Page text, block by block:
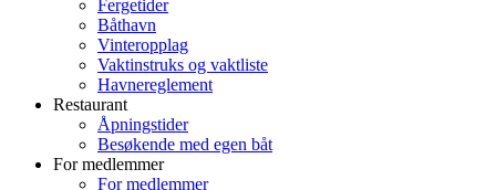
Fergetider
Båthavn
Vinteropplag
Vaktinstruks og vaktliste
Havnereglement
Restaurant
Åpningstider
Besøkende med egen båt
For medlemmer
For medlemmer